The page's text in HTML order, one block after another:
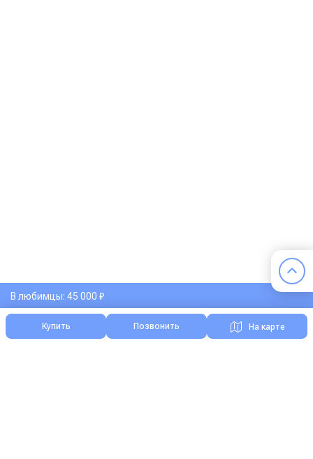
В любимцы: 45 000 ₽
Купить Позвонить На карте